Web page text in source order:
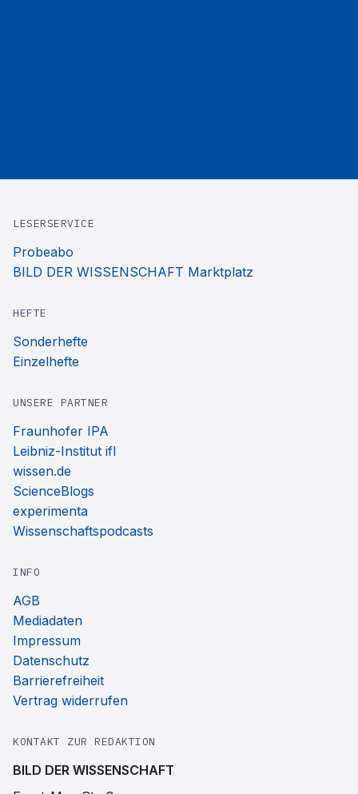
LESERSERVICE
Probeabo
BILD DER WISSENSCHAFT Marktplatz
HEFTE
Sonderhefte
Einzelhefte
UNSERE PARTNER
Fraunhofer IPA
Leibniz-Institut ifl
wissen.de
ScienceBlogs
experimenta
Wissenschaftspodcasts
INFO
AGB
Mediadaten
Impressum
Datenschutz
Barrierefreiheit
Vertrag widerrufen
KONTAKT ZUR REDAKTION
BILD DER WISSENSCHAFT